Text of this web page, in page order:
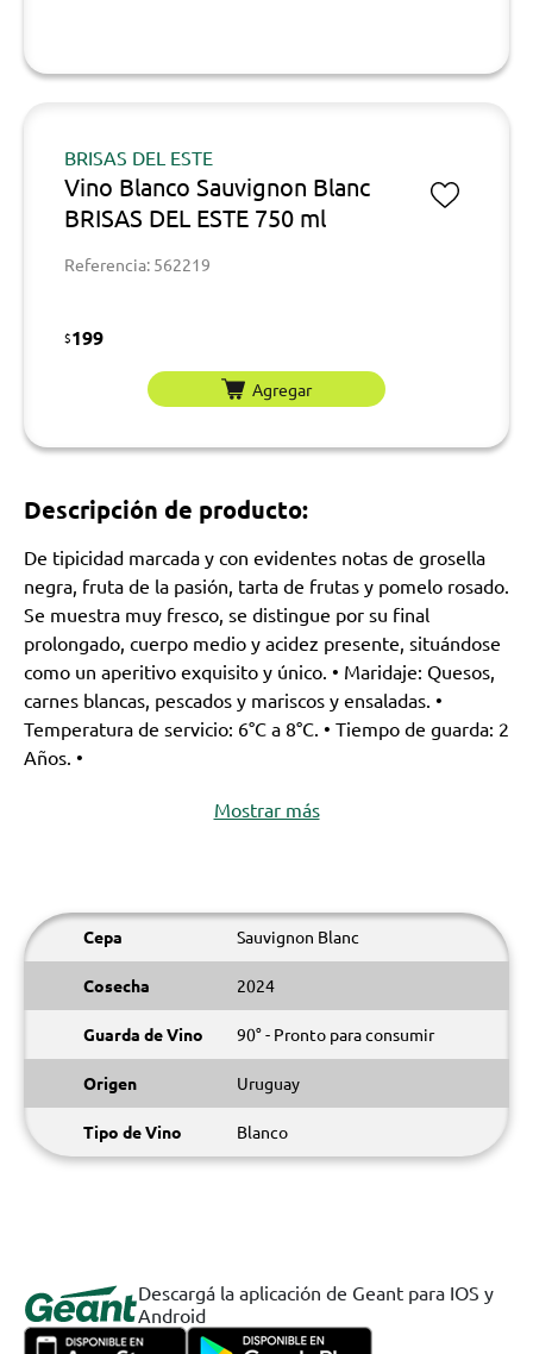
BRISAS DEL ESTE
Vino Blanco Sauvignon Blanc
BRISAS DEL ESTE 750 ml
Referencia: 562219
$199
Agregar
Descripción de producto:
De tipicidad marcada y con evidentes notas de grosella
negra, fruta de la pasión, tarta de frutas y pomelo rosado.
Se muestra muy fresco, se distingue por su final
prolongado, cuerpo medio y acidez presente, situándose
como un aperitivo exquisito y único. • Maridaje: Quesos,
carnes blancas, pescados y mariscos y ensaladas. •
Temperatura de servicio: 6°C a 8°C. • Tiempo de guarda: 2
Años. •
Mostrar más
Cepa Sauvignon Blanc
Cosecha 2024
Guarda de Vino 90° - Pronto para consumir
Origen Uruguay
Tipo de Vino Blanco
Descargá la aplicación de Geant para IOS y
Android